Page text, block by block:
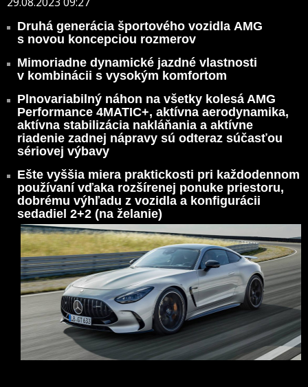
Druhá generácia športového vozidla AMG
s novou koncepciou rozmerov
Mimoriadne dynamické jazdné vlastnosti
v kombinácii s vysokým komfortom
Plnovariabilný náhon na všetky kolesá AMG
Performance 4MATIC+, aktívna aerodynamika,
aktívna stabilizácia nakláňania a aktívne
riadenie zadnej nápravy sú odteraz súčasťou
sériovej výbavy
Ešte vyššia miera praktickosti pri každodennom
používaní vďaka rozšírenej ponuke priestoru,
dobrému výhľadu z vozidla a konfigurácii
sedadiel 2+2 (na želanie)